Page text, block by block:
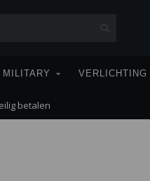
MILITARY VERLICHTING
betalen